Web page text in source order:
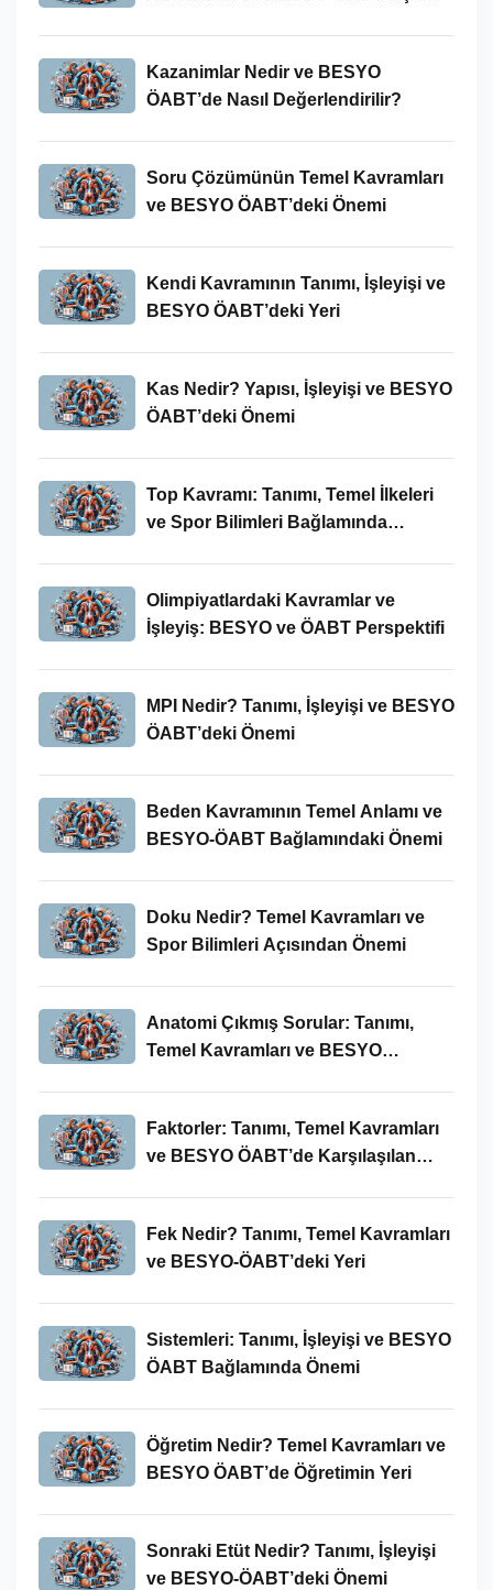
Kazanimlar Nedir ve BESYO
ÖABT’de Nasıl Değerlendirilir?
Soru Çözümünün Temel Kavramları
ve BESYO ÖABT’deki Önemi
Kendi Kavramının Tanımı, İşleyişi ve
BESYO ÖABT’deki Yeri
Kas Nedir? Yapısı, İşleyişi ve BESYO
ÖABT’deki Önemi
Top Kavramı: Tanımı, Temel İlkeleri
ve Spor Bilimleri Bağlamında
Olimpiyatlardaki Kavramlar ve
İşleyiş: BESYO ve ÖABT Perspektifi
MPI Nedir? Tanımı, İşleyişi ve BESYO
ÖABT’deki Önemi
Beden Kavramının Temel Anlamı ve
BESYO-ÖABT Bağlamındaki Önemi
Doku Nedir? Temel Kavramları ve
Spor Bilimleri Açısından Önemi
Anatomi Çıkmış Sorular: Tanımı,
Temel Kavramları ve BESYO
Faktorler: Tanımı, Temel Kavramları
ve BESYO ÖABT’de Karşılaşılan
Fek Nedir? Tanımı, Temel Kavramları
ve BESYO-ÖABT’deki Yeri
Sistemleri: Tanımı, İşleyişi ve BESYO
ÖABT Bağlamında Önemi
Öğretim Nedir? Temel Kavramları ve
BESYO ÖABT’de Öğretimin Yeri
Sonraki Etüt Nedir? Tanımı, İşleyişi
ve BESYO-ÖABT’deki Önemi